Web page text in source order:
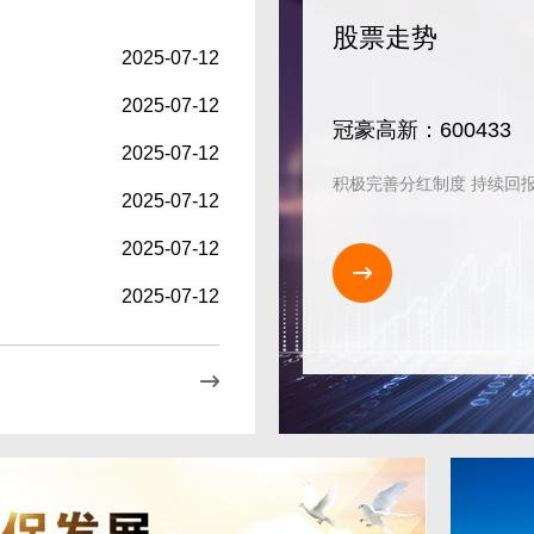
2025-07-12
2025-07-12
2025-07-12
2025-07-12
2025-07-12
2025-07-12
股票走势
冠豪高新：600433
积极完善分红制度 持续回